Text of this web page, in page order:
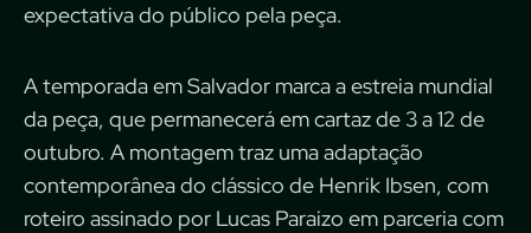
expectativa do público pela peça.
A temporada em Salvador marca a estreia mundial
da peça, que permanecerá em cartaz de 3 a 12 de
outubro. A montagem traz uma adaptação
contemporânea do clássico de Henrik Ibsen, com
roteiro assinado por Lucas Paraizo em parceria com